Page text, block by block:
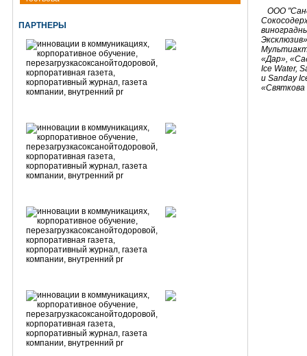
ПАРТНЕРЫ
ООО
«Дар»,
Ice Water,
и Sanday
«Святкова